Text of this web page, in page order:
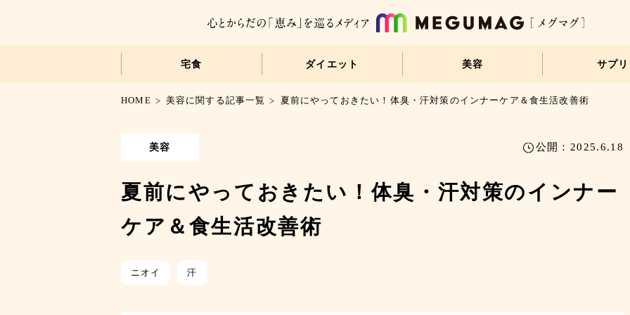
宅食 ダイエット 美容 サプリ
HOME 美容に関する記事一覧 夏前にやっておきたい！体臭・汗対策のインナーケア＆食生活改善術
美容 公開：2025.6.18
夏前にやっておきたい！体臭・汗対策のインナー
ケア＆食生活改善術
ニオイ 汗